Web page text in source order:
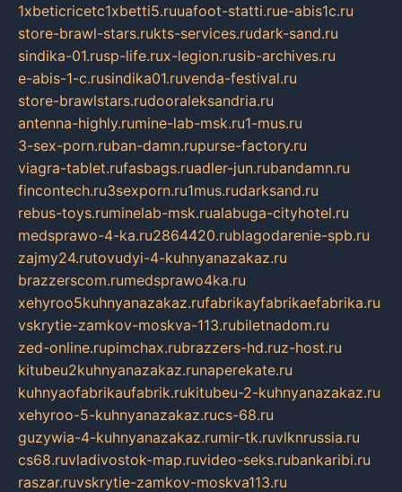
1xbeticricetc1xbetti5.ruuafoot-statti.rue-abis1c.ru
store-brawl-stars.rukts-services.rudark-sand.ru
sindika-01.rusp-life.rux-legion.rusib-archives.ru
e-abis-1-c.rusindika01.ruvenda-festival.ru
store-brawlstars.rudooraleksandria.ru
antenna-highly.rumine-lab-msk.ru1-mus.ru
3-sex-porn.ruban-damn.rupurse-factory.ru
viagra-tablet.rufasbags.ruadler-jun.rubandamn.ru
fincontech.ru3sexporn.ru1mus.rudarksand.ru
rebus-toys.ruminelab-msk.rualabuga-cityhotel.ru
medsprawo-4-ka.ru2864420.rublagodarenie-spb.ru
zajmy24.rutovudyi-4-kuhnyanazakaz.ru
brazzerscom.rumedsprawo4ka.ru
xehyroo5kuhnyanazakaz.rufabrikayfabrikaefabrika.ru
vskrytie-zamkov-moskva-113.rubiletnadom.ru
zed-online.rupimchax.rubrazzers-hd.ruz-host.ru
kitubeu2kuhnyanazakaz.runaperekate.ru
kuhnyaofabrikaufabrik.rukitubeu-2-kuhnyanazakaz.ru
xehyroo-5-kuhnyanazakaz.rucs-68.ru
guzywia-4-kuhnyanazakaz.rumir-tk.ruvlknrussia.ru
cs68.ruvladivostok-map.ruvideo-seks.rubankaribi.ru
raszar.ruvskrytie-zamkov-moskva113.ru